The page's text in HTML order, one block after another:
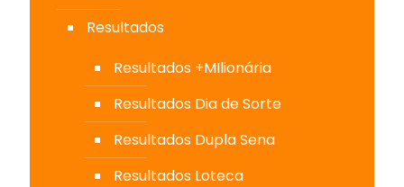
Resultados
Resultados +MIlionária
Resultados Dia de Sorte
Resultados Dupla Sena
Resultados Loteca